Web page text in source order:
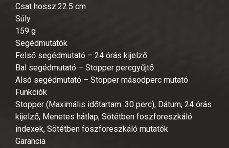
Csat hossz:22.5 cm
Súly
159 g
Segédmutatók
Felső segédmutató – 24 órás kijelző
Bal segédmutató – Stopper percgyűjtő
Alsó segédmutató – Stopper másodperc mutató
Funkciók
Stopper (Maximális időtartam: 30 perc), Dátum, 24 órás
kijelző, Menetes hátlap, Sötétben foszforeszkáló
indexek, Sötétben foszforeszkáló mutatók
Garancia